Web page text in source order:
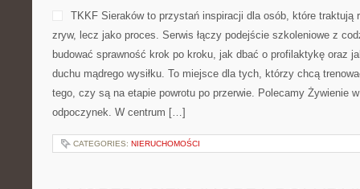
praktyczne. Jeśli szukasz
uporządkować swoje
dopasowane do codzienności, a nie do ideałów z plakatu.
kolarstwo i Jazda Rowerem. Sednem 12ton.pl jest zdrowy
CATEGORIES:NIERUCHOMOŚCI
SPORTY INDYWIDUALNE